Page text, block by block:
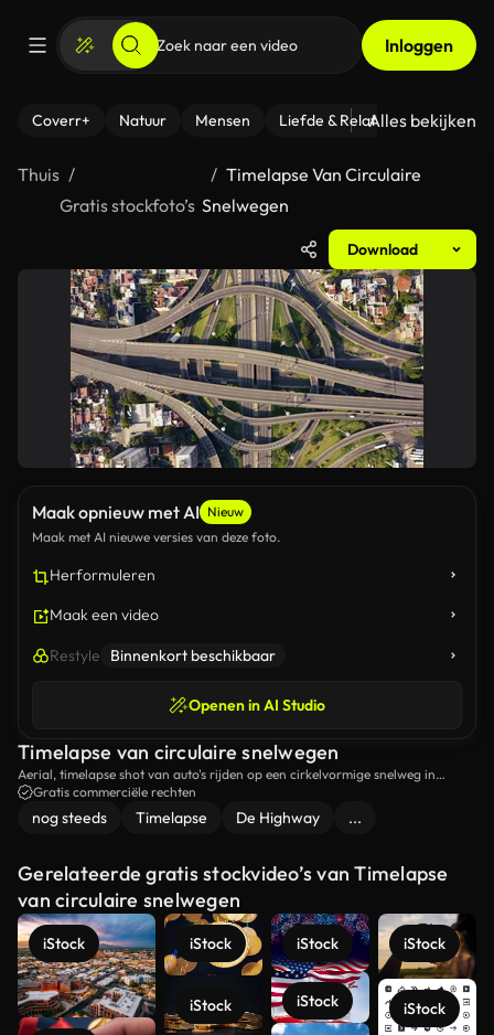
Inloggen
Coverr+ Natuur Mensen Liefde & Relaties - Fitness
Alles bekijken
Thuis
Gratis stockfoto’s
Timelapse Van Circulaire
Snelwegen
Download
Maak opnieuw met AI Nieuw
Maak met AI nieuwe versies van deze foto.
Herformuleren
Maak een video
Restyle Binnenkort beschikbaar
Openen in AI Studio
Timelapse van circulaire snelwegen
Aerial, timelapse shot van auto's rijden op een cirkelvormige snelweg in
Buenos Aires, Argentinië.
Gratis commerciële rechten
nog steeds Timelapse De Highway ...
Gerelateerde gratis stockvideo’s van Timelapse
van circulaire snelwegen
iStock iStock
iStock
iStock
iStock
iStock
iStock